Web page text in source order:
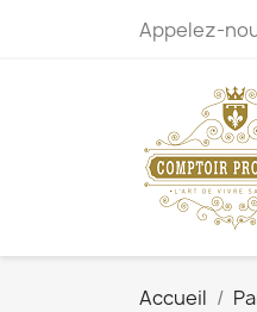
Appelez-
Accueil